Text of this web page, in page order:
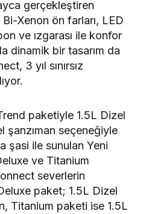
gerçekleştiren
Xenon ön farları, LED
ve ızgarası ile konfor
dinamik bir tasarım da
3 yıl sınırsız
paketiyle 1.5L Dizel
şanzıman seçeneğiyle
şasi ile sunulan Yeni
ve Titanium
severlerin
paket; 1.5L Dizel
Titanium paketi ise 1.5L